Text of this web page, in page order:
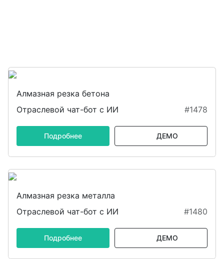
Алмазная резка бетона
Отраслевой чат-бот с ИИ
#1478
Подробнее ДЕМО
Алмазная резка металла
Отраслевой чат-бот с ИИ
#1480
Подробнее ДЕМО